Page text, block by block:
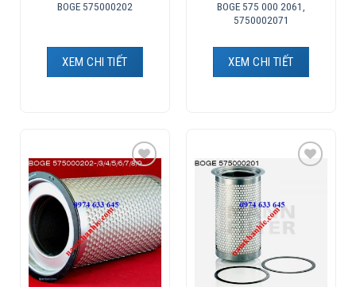
BOGE 575000202
XEM CHI TIẾT
BOGE 575 000 2061,
5750002071
XEM CHI TIẾT
Add to
Wishlist